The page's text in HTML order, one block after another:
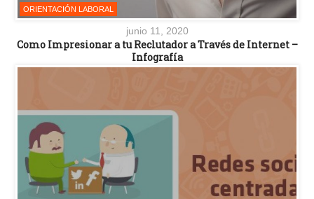
ORIENTACIÓN LABORAL
junio 11, 2020
Como Impresionar a tu Reclutador a Través de Internet –
Infografía